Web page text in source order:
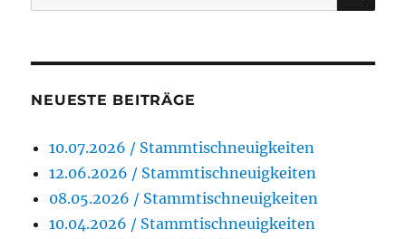
nach:
NEUESTE BEITRÄGE
10.07.2026 / Stammtischneuigkeiten
12.06.2026 / Stammtischneuigkeiten
08.05.2026 / Stammtischneuigkeiten
10.04.2026 / Stammtischneuigkeiten